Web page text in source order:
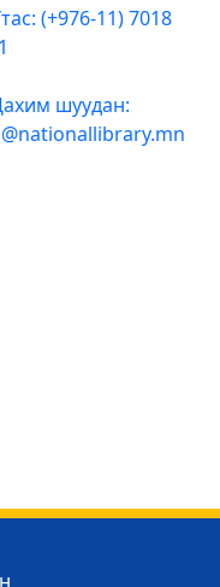
(+976-11) 7018
шуудан: